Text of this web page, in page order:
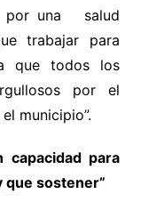
por una salud
trabajar para
que todos los
por el
municipio”.
capacidad para
que sostener”